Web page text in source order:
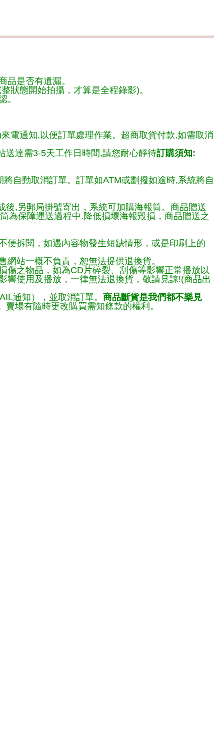
品是否有遺漏。
狀態開始拍攝，才算是全程錄影)。
。
電通知,以便訂單處理作業。超商取貨付款,如需取消
送達需3-5天工作日時間,請您耐心靜待訂購須知:
自動取消訂單。訂單如ATM或劃撥如逾時,系統將自
,另郵局掛號寄出，系統可加購海報筒。商品贈送
為保障運送過程中.降低損壞海報毀損，商品贈送之
便拆閱，如遇內容物發生短缺情形，或是印刷上的
站一概不負責，恕無法提供退換貨。
傷之物品，如為CD片碎裂、刮傷等影響正常播放以
響使用及播放，一律無法退換貨，敬請見諒!(商品出
通知），並取消訂單。 商品斷貨是我們都不樂見
賣場有隨時更改購買需知條款的權利。